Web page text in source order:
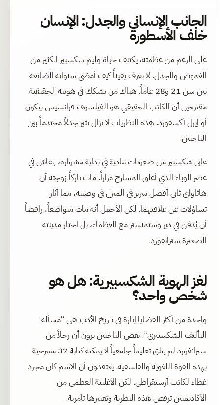
الجانب الإنساني والجدل: الإنسان
خلف الأسطورة
على الرغم من عظمته، يكتنف حياة وليم شكسبير الكثير من
الغموض والجدل. لا نعرف يقيناً كيف أمضى سنواته الضائعة
بين سن 21 و28 عاماً. هناك من يشكك في هويته الحقيقية،
مقترحين أن الكاتب الحقيقي هو الفيلسوف فرانسيس بيكون
أو إيرل أكسفورد. هذه النظريات لا تزال تثير جدلاً محتدماً بين
الباحثين.
عانى شكسبير من صعوبات مادية في بداية مشواره، وعاش في
عصر الوباء الذي أغلق المسارح مراراً. مات تاركاً زوجته آن
هاثاواي ثاني أفضل سرير في المنزل في وصيته، مما أثار
تساؤلات عن علاقتهما. لكن الأجمل أنه مات متواضعاً، رافضاً
أن يُدفن في دير وستمنستر مع العظماء، بل اختار مدينته
الصغيرة ستراتفورد.
لغز الهوية الشكسبيرية: هل هو
شخص واحد؟
واحدة من أكثر القضايا إثارة في تاريخ الأدب هي “مسألة
التأليف الشكسبيري”. بعض الباحثين يرون أن رجلاً من
ستراتفورد لم يتلق تعليماً جامعياً لا يمكنه كتابة 37 مسرحية
بهذه القوة اللغوية والفلسفية. يعتقدون أن الاسم كان مجرد
غطاء لكاتب أرستقراطي. لكن الأغلبية العظمى من
الأكاديميين ترفض هذه النظرية وتعتبرها تآمرية.